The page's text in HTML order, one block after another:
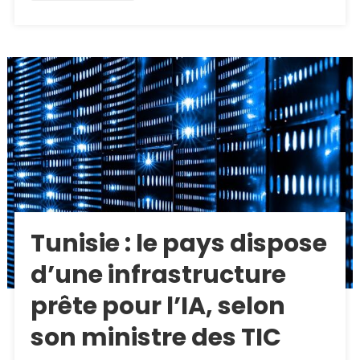
Tunisie : le pays dispose
d’une infrastructure
prête pour l’IA, selon
son ministre des TIC